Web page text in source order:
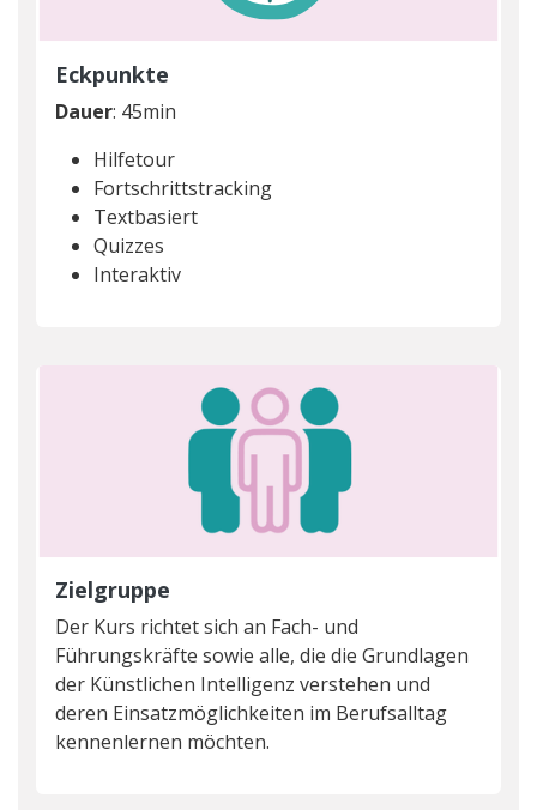
Eckpunkte
Dauer: 45min
Hilfetour
Fortschrittstracking
Textbasiert
Quizzes
Interaktiv
Zielgruppe
Der Kurs richtet sich an Fach- und
Führungskräfte sowie alle, die die Grundlagen
der Künstlichen Intelligenz verstehen und
deren Einsatzmöglichkeiten im Berufsalltag
kennenlernen möchten.